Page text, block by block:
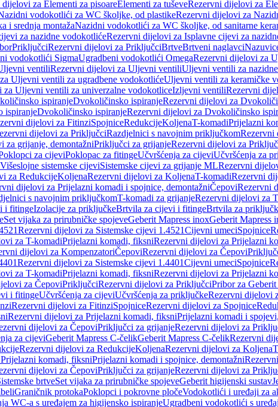
za Elementi za pisoareElementi za tuševeRezervni dijelovi za
vodokotlići za WC školjke, od plastikeRezervni dijelovi za
i srednja montažaNazidni vodokotlići za WC školjke, od sanitarne
za nazidne vodokotlićeRezervni dijelovi za Isplavne cijevi za
PriključciRezervni dijelovi za PriključciBrtveBrtveni naglavci
vodokotlići SigmaUgradbeni vodokotlići OmegaRezervni dijelovi za
ventiliRezervni dijelovi za Uljevni ventiliUljevni ventili za
Uljevni ventili za ugradbene vodokotlićeUljevni ventili za keramičke
za Uljevni ventili za univerzalne vodokotliceIzljevni ventiliRezervni
ispiranjeDvokoličinsko ispiranjeRezervni dijelovi za
ispiranjeDvokoličinsko ispiranjeRezervni dijelovi za Dvokoličinsko
dijelovi za FitinziSpojniceRedukcijeKoljenaT-komadiPrijelazni
dijelovi za PriključciRazdjelnici s navojnim priključkomRezervni
za grijanje, demontažniPriključci za grijanjeRezervni dijelovi za
za cijeviPoklopac za fitingeUčvršćenja za cijeviUčvršćenja za
sistemske cijeviSistemske cijevi za grijanje MLRezervni
za RedukcijeKoljenaRezervni dijelovi za KoljenaT-komadiRezervni
dijelovi za Prijelazni komadi i spojnice, demontažniČepoviRezervni
s navojnim priključkomT-komadi za grijanjeRezervni dijelovi za
i fitingeIzolacije za priključkeBrtvila za cijevi i fitingeBrtvila za
Set vijaka za prirubničke spojeveGeberit Mapress inoxGeberit Mapress
Rezervni dijelovi za Sistemske cijevi 1.4521Cijevni umeciSpojnice
za T-komadiPrijelazni komadi, fiksniRezervni dijelovi za Prijelazni
dijelovi za KompenzatoriČepoviRezervni dijelovi za Čepovi
Rezervni dijelovi za Sistemske cijevi 1.4401Cijevni umeciSpojnice
za T-komadiPrijelazni komadi, fiksniRezervni dijelovi za Prijelazni
za ČepoviPriključciRezervni dijelovi za PriključciPribor za
i fitingeUčvršćenja za cijeviUčvršćenja za priključkeRezervni dijelovi
Rezervni dijelovi za FitinziSpojniceRezervni dijelovi za Spojnice
Rezervni dijelovi za Prijelazni komadi, fiksniPrijelazni komadi i
dijelovi za ČepoviPriključci za grijanjeRezervni dijelovi za
za cijeviGeberit Mapress C-čelikGeberit Mapress C-čelikRezervni
Rezervni dijelovi za RedukcijeKoljenaRezervni dijelovi za Koljena
komadi, fiksniPrijelazni komadi i spojnice, demontažni
dijelovi za ČepoviPriključci za grijanjeRezervni dijelovi za
brtveSet vijaka za prirubničke spojeveGeberit higijenski sustav
Graničnik protokaPoklopci i pokrovne pločeVodokotlići i uređaji za
WC-a s uređajem za higijensko ispiranjeUgradbeni vodokotlići s